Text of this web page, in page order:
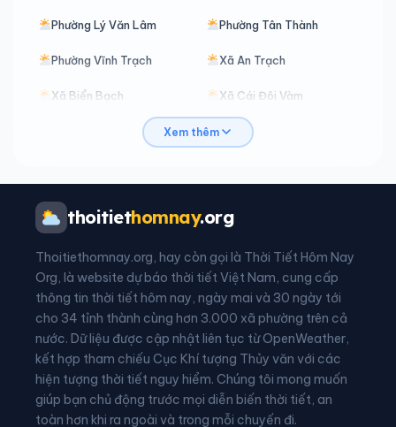
Phường Lý Văn Lâm Phường Tân Thành
Phường Vĩnh Trạch Xã An Trạch
Xã Biển Bạch Xã Cái Đôi Vàm
Xã Châu Thới
Xã Đất Mũi
Xã Đông Hải
Xã Hồ Thị Kỷ Xã Hòa Bình
Xã Hồng Dân Xã Hưng Hội
Xã Hưng Mỹ Xã Khánh An
Xã Khánh Bình Xã Khánh Hưng
Xã Khánh Lâm Xã Long Điền
Xem thêm
thoitiethomnay.org
Thoitiethomnay.org, hay còn gọi là Thời Tiết Hôm Nay
Org, là website dự báo thời tiết Việt Nam, cung cấp
thông tin thời tiết hôm nay, ngày mai và 30 ngày tới
cho 34 tỉnh thành cùng hơn 3.000 xã phường trên cả
nước. Dữ liệu được cập nhật liên tục từ OpenWeather,
kết hợp tham chiếu Cục Khí tượng Thủy văn với các
hiện tượng thời tiết nguy hiểm. Chúng tôi mong muốn
giúp bạn chủ động trước mọi diễn biến thời tiết, an
toàn hơn khi ra ngoài và trong mỗi chuyến đi.